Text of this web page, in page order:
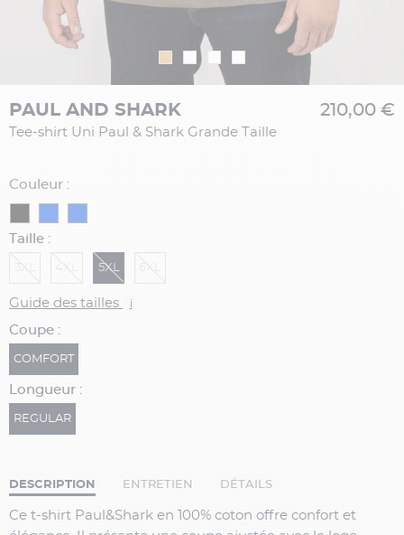
PAUL AND SHARK
Tee-shirt Uni Paul & Shark Grande Taille
210,00 €
Couleur :
Taille :
5XL
Guide des tailles i
Coupe :
COMFORT
Longueur :
REGULAR
DESCRIPTION ENTRETIEN DÉTAILS
Ce t-shirt Paul&Shark en 100% coton offre confort et